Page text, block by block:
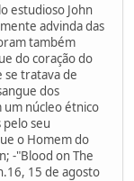
estudioso John
advinda das
também
do coração do
se tratava de
dos
núcleo étnico
seu
o Homem do
-"Blood on The
15 de agosto